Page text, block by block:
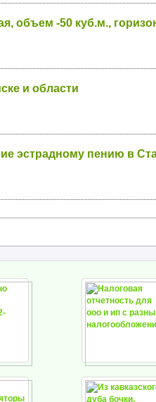
объем -50 куб.м.,
и области
эстрадному пению в